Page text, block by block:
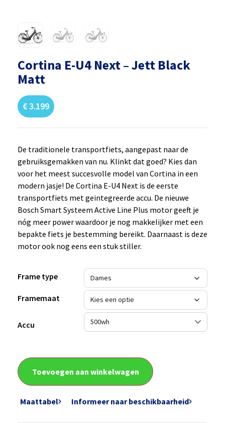
Cortina E-U4 Next – Jett Black
Matt
€3.199
De traditionele transportfiets, aangepast naar de
gebruiksgemakken van nu. Klinkt dat goed? Kies dan
voor het meest succesvolle model van Cortina in een
modern jasje! De Cortina E-U4 Next is de eerste
transportfiets met geintegreerde accu. De nieuwe
Bosch Smart Systeem Active Line Plus motor geeft je
nóg meer power waardoor je nog makkelijker met een
bepakte fiets je bestemming bereikt. Daarnaast is deze
motor ook nog eens een stuk stiller.
Frame type
Framemaat
Accu
Toevoegen aan winkelwagen
Maattabel Informeer naar beschikbaarheid